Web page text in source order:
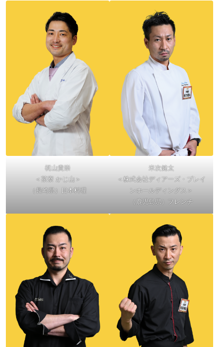
梶山貴崇
＜茶寮 かじ山＞
（長崎県）日本料理
米次健太
＜株式会社ディアーズ・ブレイ
ンホールディングス＞
（鹿児島県）フレンチ